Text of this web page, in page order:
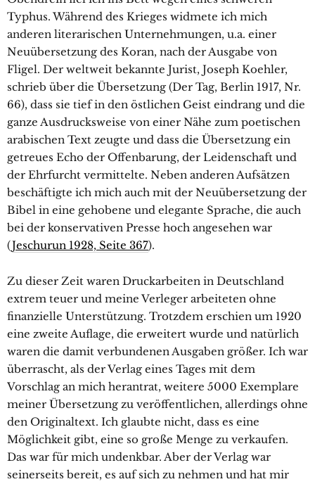
Typhus. Während des Krieges widmete ich mich
anderen literarischen Unternehmungen, u.a. einer
Neuübersetzung des Koran, nach der Ausgabe von
Fligel. Der weltweit bekannte Jurist, Joseph Koehler,
schrieb über die Übersetzung (Der Tag, Berlin 1917, Nr.
66), dass sie tief in den östlichen Geist eindrang und die
ganze Ausdrucksweise von einer Nähe zum poetischen
arabischen Text zeugte und dass die Übersetzung ein
getreues Echo der Offenbarung, der Leidenschaft und
der Ehrfurcht vermittelte. Neben anderen Aufsätzen
beschäftigte ich mich auch mit der Neuübersetzung der
Bibel in eine gehobene und elegante Sprache, die auch
bei der konservativen Presse hoch angesehen war
(Jeschurun 1928, Seite 367).
Zu dieser Zeit waren Druckarbeiten in Deutschland
extrem teuer und meine Verleger arbeiteten ohne
finanzielle Unterstützung. Trotzdem erschien um 1920
eine zweite Auflage, die erweitert wurde und natürlich
waren die damit verbundenen Ausgaben größer. Ich war
überrascht, als der Verlag eines Tages mit dem
Vorschlag an mich herantrat, weitere 5000 Exemplare
meiner Übersetzung zu veröffentlichen, allerdings ohne
den Originaltext. Ich glaubte nicht, dass es eine
Möglichkeit gibt, eine so große Menge zu verkaufen.
Das war für mich undenkbar. Aber der Verlag war
seinerseits bereit, es auf sich zu nehmen und hat mir